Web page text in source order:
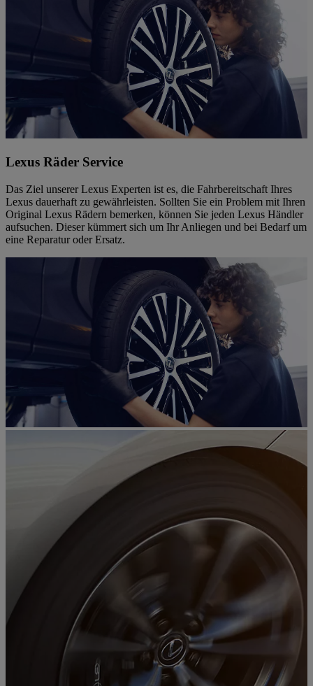
Lexus Räder Service
Das Ziel unserer Lexus Experten ist es, die Fahrbereitschaft Ihres
Lexus dauerhaft zu gewährleisten. Sollten Sie ein Problem mit Ihren
Original Lexus Rädern bemerken, können Sie jeden Lexus Händler
aufsuchen. Dieser kümmert sich um Ihr Anliegen und bei Bedarf um
eine Reparatur oder Ersatz.